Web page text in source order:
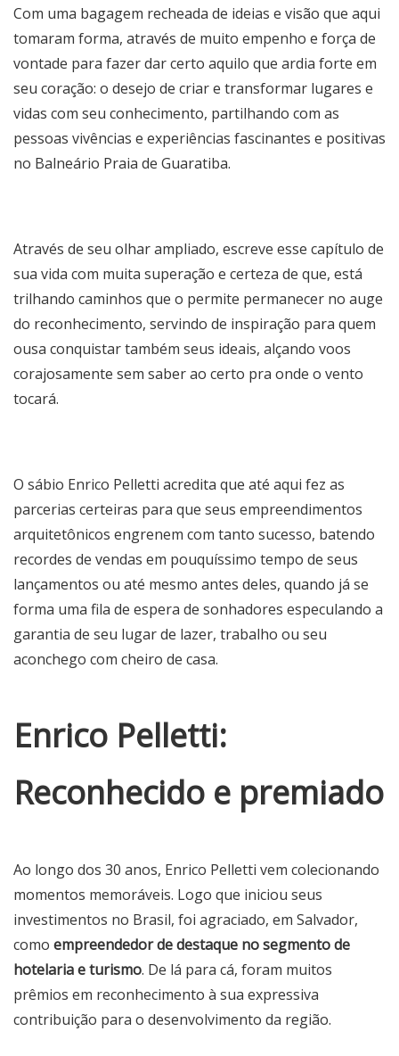
Com uma bagagem recheada de ideias e visão que aqui
tomaram forma, através de muito empenho e força de
vontade para fazer dar certo aquilo que ardia forte em
seu coração: o desejo de criar e transformar lugares e
vidas com seu conhecimento, partilhando com as
pessoas vivências e experiências fascinantes e positivas
no Balneário Praia de Guaratiba.
Através de seu olhar ampliado, escreve esse capítulo de
sua vida com muita superação e certeza de que, está
trilhando caminhos que o permite permanecer no auge
do reconhecimento, servindo de inspiração para quem
ousa conquistar também seus ideais, alçando voos
corajosamente sem saber ao certo pra onde o vento
tocará.
O sábio Enrico Pelletti acredita que até aqui fez as
parcerias certeiras para que seus empreendimentos
arquitetônicos engrenem com tanto sucesso, batendo
recordes de vendas em pouquíssimo tempo de seus
lançamentos ou até mesmo antes deles, quando já se
forma uma fila de espera de sonhadores especulando a
garantia de seu lugar de lazer, trabalho ou seu
aconchego com cheiro de casa.
Enrico Pelletti:
Reconhecido e premiado
Ao longo dos 30 anos, Enrico Pelletti vem colecionando
momentos memoráveis. Logo que iniciou seus
investimentos no Brasil, foi agraciado, em Salvador,
como empreendedor de destaque no segmento de
hotelaria e turismo. De lá para cá, foram muitos
prêmios em reconhecimento à sua expressiva
contribuição para o desenvolvimento da região.